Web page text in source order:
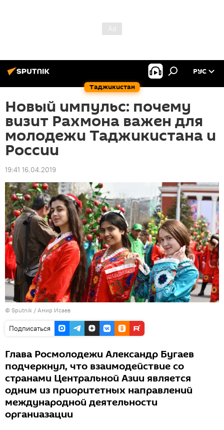
Таджикистан
РУС
Новый импульс: почему
визит Рахмона важен для
молодежи Таджикистана и
России
19:41 16.04.2019
© Sputnik / Амир Исаев
Подписаться
Глава Росмолодежи Александр Бугаев
подчеркнул, что взаимодействие со
странами Центральной Азии является
одним из приоритетных направлений
международной деятельности
органиазации